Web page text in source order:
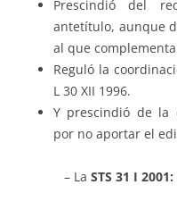
Prescindió del
antetítulo, aunque
al que
Reguló la
L 30 XII 1996.
Y prescindió de la
por no aportar el
– La STS 31 I 2001: